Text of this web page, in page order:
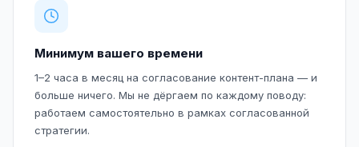
Минимум вашего времени
1–2 часа в месяц на согласование контент-плана — и
больше ничего. Мы не дёргаем по каждому поводу:
работаем самостоятельно в рамках согласованной
стратегии.